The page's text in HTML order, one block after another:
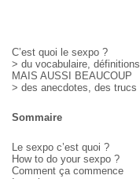
C’est quoi le sexpo ?
> du vocabulaire,
MAIS AUSSI BEAUCOUP
> des anecdotes, des
Sommaire
Le sexpo c’est quoi ?
How to do your sexpo ?
Comment ça commence